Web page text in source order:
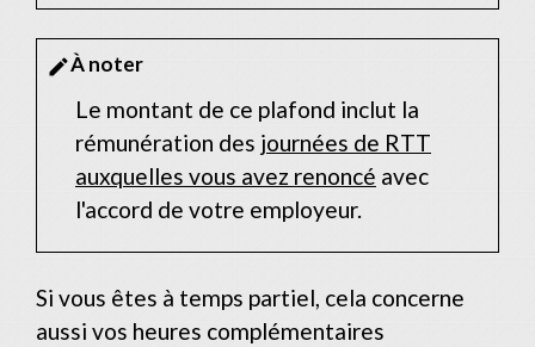
editÀ noter
Le montant de ce plafond inclut la
rémunération des journées de RTT
auxquelles vous avez renoncé avec
l'accord de votre employeur.
Si vous êtes à temps partiel, cela concerne
aussi vos heures complémentaires